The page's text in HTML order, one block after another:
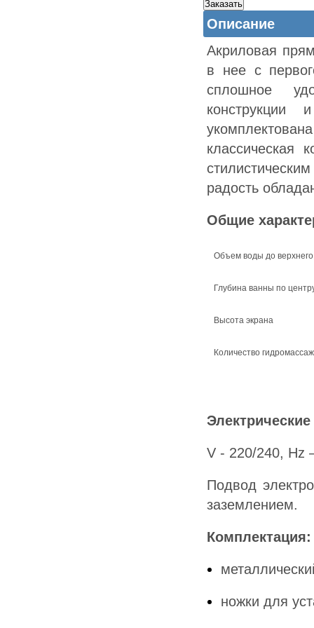
Описание
Акриловая
в нее с
сплошное
конструкции
классическая
радость
Общие
Объем воды до верхнего
Глубина ванны по
Высота экрана
Количество
V - 220/240, Hz
Подвод
заземлением.
Комплектация:
ножки для